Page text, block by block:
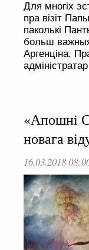
Для многіх
пра візіт
паколькі
больш
Аргенціна.
«Апошні
новага
16.03.2018